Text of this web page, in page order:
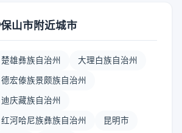
保山市附近城市
楚雄彝族自治州 大理白族自治州
德宏傣族景颇族自治州
迪庆藏族自治州
红河哈尼族彝族自治州 昆明市